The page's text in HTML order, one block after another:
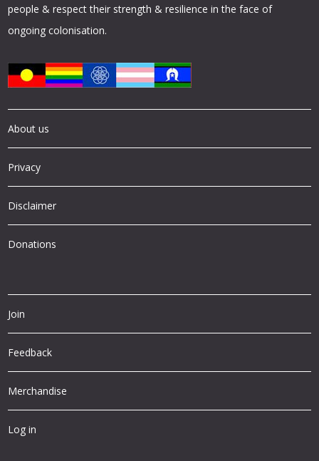
people & respect their strength & resilience in the face of
ongoing colonisation.
About us
Privacy
Disclaimer
Donations
Join
Feedback
Merchandise
Log in